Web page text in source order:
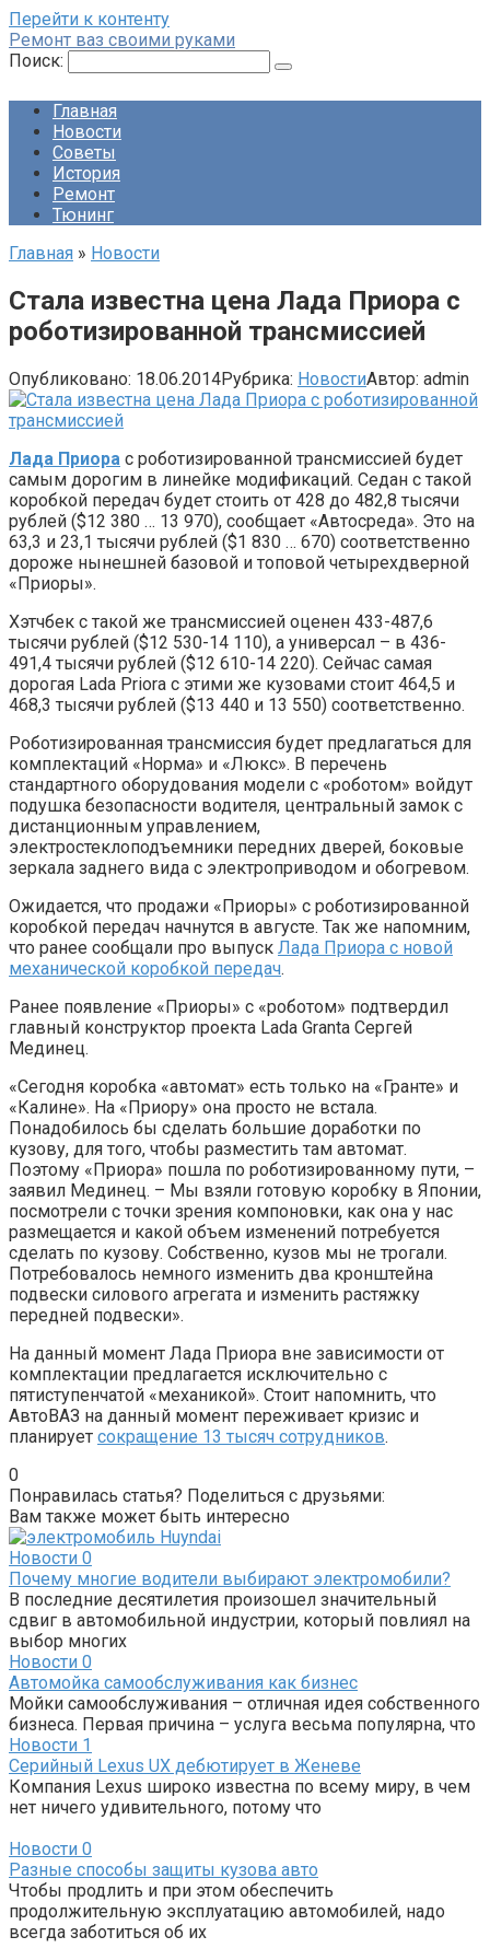
Перейти к контенту
Ремонт ваз своими руками
Поиск:
Главная
Новости
Советы
История
Ремонт
Тюнинг
Главная » Новости
Стала известна цена Лада Приора с
роботизированной трансмиссией
Опубликовано: 18.06.2014Рубрика: НовостиАвтор: admin
Лада Приора с роботизированной трансмиссией будет
самым дорогим в линейке модификаций. Седан с такой
коробкой передач будет стоить от 428 до 482,8 тысячи
рублей ($12 380 … 13 970), сообщает «Автосреда». Это на
63,3 и 23,1 тысячи рублей ($1 830 … 670) соответственно
дороже нынешней базовой и топовой четырехдверной
«Приоры».
Хэтчбек с такой же трансмиссией оценен 433-487,6
тысячи рублей ($12 530-14 110), а универсал – в 436-
491,4 тысячи рублей ($12 610-14 220). Сейчас самая
дорогая Lada Priora с этими же кузовами стоит 464,5 и
468,3 тысячи рублей ($13 440 и 13 550) соответственно.
Роботизированная трансмиссия будет предлагаться для
комплектаций «Норма» и «Люкс». В перечень
стандартного оборудования модели с «роботом» войдут
подушка безопасности водителя, центральный замок с
дистанционным управлением,
электростеклоподъемники передних дверей, боковые
зеркала заднего вида с электроприводом и обогревом.
Ожидается, что продажи «Приоры» с роботизированной
коробкой передач начнутся в августе. Так же напомним,
что ранее сообщали про выпуск Лада Приора с новой
механической коробкой передач.
Ранее появление «Приоры» с «роботом» подтвердил
главный конструктор проекта Lada Granta Сергей
Мединец.
«Сегодня коробка «автомат» есть только на «Гранте» и
«Калине». На «Приору» она просто не встала.
Понадобилось бы сделать большие доработки по
кузову, для того, чтобы разместить там автомат.
Поэтому «Приора» пошла по роботизированному пути, –
заявил Мединец. – Мы взяли готовую коробку в Японии,
посмотрели с точки зрения компоновки, как она у нас
размещается и какой объем изменений потребуется
сделать по кузову. Собственно, кузов мы не трогали.
Потребовалось немного изменить два кронштейна
подвески силового агрегата и изменить растяжку
передней подвески».
На данный момент Лада Приора вне зависимости от
комплектации предлагается исключительно с
пятиступенчатой «механикой». Стоит напомнить, что
АвтоВАЗ на данный момент переживает кризис и
планирует сокращение 13 тысяч сотрудников.
0
Понравилась статья? Поделиться с друзьями:
Вам также может быть интересно
Новости 0
Почему многие водители выбирают электромобили?
В последние десятилетия произошел значительный
сдвиг в автомобильной индустрии, который повлиял на
выбор многих
Новости 0
Автомойка самообслуживания как бизнес
Мойки самообслуживания – отличная идея собственного
бизнеса. Первая причина – услуга весьма популярна, что
Новости 1
Серийный Lexus UX дебютирует в Женеве
Компания Lexus широко известна по всему миру, в чем
нет ничего удивительного, потому что
Новости 0
Разные способы защиты кузова авто
Чтобы продлить и при этом обеспечить
продолжительную эксплуатацию автомобилей, надо
всегда заботиться об их